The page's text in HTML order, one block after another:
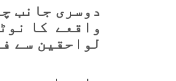
دوسری جانب
واقعے کا
لواحقین سے